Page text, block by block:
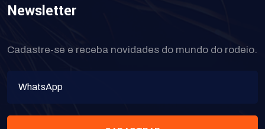
Newsletter
Cadastre-se e receba novidades do mundo do rodeio.